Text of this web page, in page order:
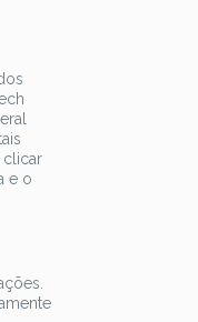
clicar
e o